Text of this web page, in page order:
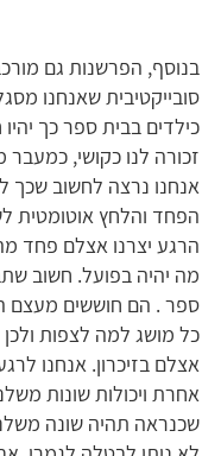
בנוסף, הפרשנות גם
סובייקטיבית שאנחנו
כילדים בבית ספר כך יהיו
זכורה לנו כקושי,
אנחנו נרצה לחשוב שכך
הפחד והלחץ אוטומטית
הרגע יצרנו אצלם פחד
מה יהיה בפועל. חשוב
ספר . הם חוששים מעצם
כל מושג למה לצפות
אצלם בזיכרון. אנחנו
אחרת ויכולות שונות
שכנראה תהיה שונה